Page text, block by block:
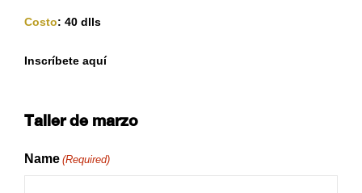
Costo: 40 dlls
Inscríbete aquí
Taller de marzo
Name (Required)